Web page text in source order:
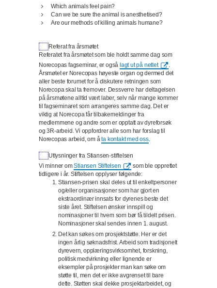
Which animals feel pain?
Can we be sure the animal is anesthetised?
Are our methods of killing animals humane?
Referat fra årsmøtet
Referatet fra årsmøtet som ble holdt samme dag som
Norecopas fagseminar, er også lagt ut på nettet
.
Årsmøtet er Norecopas høyeste organ og dermed det
aller beste forumet for å diskutere retningen som
Norecopa skal ta fremover. Dessverre har deltagelsen
på årsmøtene alltid vært laber, selv når mange kommer
til fagseminaret som arrangeres samme dag. Det er
viktig at Norecopa får tilbakemeldinger fra
medlemmene og andre som er opptatt av dyreforsøk
og 3R-arbeid. Vi oppfordrer alle som har forslag til
Norecopas arbeid, om åta kontakt med oss.
Utlysninger fra Stiansen-stiftelsen
Vi minner omStiansen Stiftelsen
som ble opprettet
tidligere i år. Stiftelsen opplyser følgende:
Stiansen-prisen skal deles ut til enkeltpersoner
og/eller organisasjoner som har gjort en
ekstraordinær innsats for dyrenes beste det
siste året. Stiftelsen ønsker innspill og
nominasjoner til hvem som bør få tildelt prisen.
Nominasjoner skal sendes innen 1. august.
Det kan søkes om prosjektstøtte. Her er det
ingen årlig søknadsfrist. Arbeid som tradisjonelt
dyrevern, opplæringsvirksomhet, forskning,
politisk medvirkning eller lignende er
eksempler på prosjekter man kan søke om
støtte til, men det er ikke avgrenset til bare
dette. Støtten skal dekke prosjektarbeidet, og